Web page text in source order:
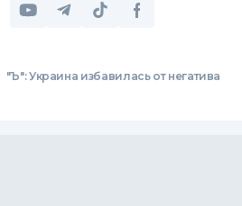
"Ъ": Украина избавилась от негатива